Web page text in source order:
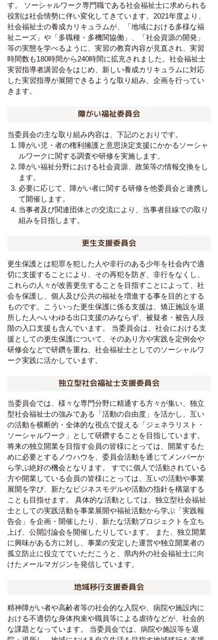
す。 ソーシャルワーク専門職である社会福祉士に求められる
役割は社会情勢に伴い変化してきています。2021年度より、
社会福祉士の養成カリキュラムが、「地域における多様な福
祉ニーズ」や「多職種・多機関協働」、「社会資源の開発」
等の実態を学べるように、実習の教育内容が見直され、実習
時間数も180時間から240時間に拡充されました。社会福祉士
実習指導者講習会をはじめ、新しい養成カリキュラムに対応
した実習指導が展開できるような取り組み、企画を行ってい
きます。
障がい福祉委員会
当委員会の主な取り組み内容は、下記のとおりです。
障がい児・者の権利擁護と意思決定支援にかかるソーシャ
ルワークに関する調査や研修を実施します。
障がい福祉分野における社会資源、政策等の情報交換をし
ます。
必要に応じて、障がい者に関する研修を他委員会と連携し
て開催します。
当事者及び関連団体との交流により、当事者目線での取り
組みを目指します。
更生支援委員会
更生保護とは犯罪を犯した人や非行のある少年を社会内で適
切に支援することにより、その再犯を防ぎ、非行をなくし、
これらの人々が改善更生することを目指すことによって、社
会を保護し、個人及び公共の福祉を増進する事を目的とする
ものです。こういった更生保護に係る支援は、矯正施設を退
所した人へいわゆる出口支援のみならず、被疑者・被告人段
階の入口支援も含んでいます。 当委員会は、社会における支
援としての更生保護について、そのあり方や実践を定例会や
研修会などで研鑽を重ね、社会福祉士としてのソーシャルワ
ーク実践に活かしています。
独立型社会福祉士支援委員会
当委員会では、様々な専門分野に精通する方々が集い、独立
型社会福祉士の強みである「活動の自由度」を活かし、互い
の活動を横断的・全体的な視点で捉える「ジェネラリスト・
ソーシャルワーク」として研鑽することを目指しています。
将来の独立開業を目指す会員の皆様にとっては、開業するた
めに必要とするノウハウを、委員会活動を通じてメンバーか
ら学ぶ絶好の機会となります。 すでに個人で活動されている
方や開業している会員の皆様にとっては、互いの活動や事業
展開を学び、新たなビジネスモデルや活動の指針を構築する
ことも目指せます。 具体的な活動としては、独立型社会福祉
士としての実践活動を事業展開や福祉活動から学ぶ「実践報
告会」を企画・開催したり、新たな活動プロジェクトを立ち
上げ、公開討論会を開催したりしています。 また、独立開業
に興味がある方に対し、事業の安定した運営や独立開業者の
孤立防止に役立てていただこうと、県内外の社会福祉士に向
けたメールマガジンを発信しています。
地域移行支援委員会
精神障がい者や高齢者等の社会的な入院や、病院や施設内に
おける不適切な身体拘束や職員等による虐待などが、社会的
な課題となっています。 当委員会では、病院や施設等を退